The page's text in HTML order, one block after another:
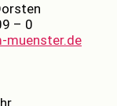
– 0
muenster.de